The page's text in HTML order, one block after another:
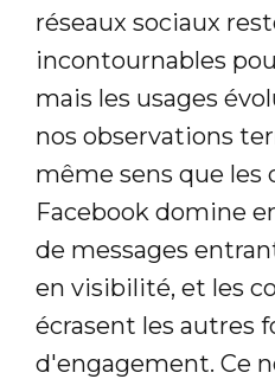
réseaux sociaux
incontournables
mais les usages
nos observations
même sens que les
Facebook domine
de messages
en visibilité, et les
écrasent les autres
d'engagement. Ce